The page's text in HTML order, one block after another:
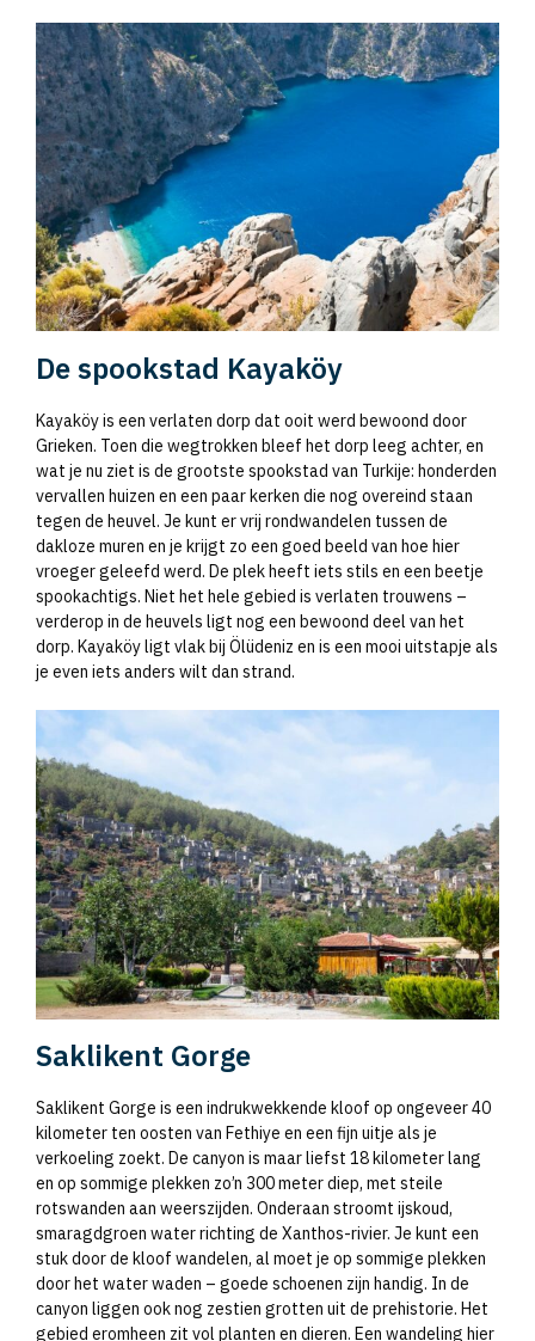
De spookstad Kayaköy
Kayaköy is een verlaten dorp dat ooit werd bewoond door
Grieken. Toen die wegtrokken bleef het dorp leeg achter, en
wat je nu ziet is de grootste spookstad van Turkije: honderden
vervallen huizen en een paar kerken die nog overeind staan
tegen de heuvel. Je kunt er vrij rondwandelen tussen de
dakloze muren en je krijgt zo een goed beeld van hoe hier
vroeger geleefd werd. De plek heeft iets stils en een beetje
spookachtigs. Niet het hele gebied is verlaten trouwens –
verderop in de heuvels ligt nog een bewoond deel van het
dorp. Kayaköy ligt vlak bij Ölüdeniz en is een mooi uitstapje als
je even iets anders wilt dan strand.
Saklikent Gorge
Saklikent Gorge is een indrukwekkende kloof op ongeveer 40
kilometer ten oosten van Fethiye en een fijn uitje als je
verkoeling zoekt. De canyon is maar liefst 18 kilometer lang
en op sommige plekken zo’n 300 meter diep, met steile
rotswanden aan weerszijden. Onderaan stroomt ijskoud,
smaragdgroen water richting de Xanthos-rivier. Je kunt een
stuk door de kloof wandelen, al moet je op sommige plekken
door het water waden – goede schoenen zijn handig. In de
canyon liggen ook nog zestien grotten uit de prehistorie. Het
gebied eromheen zit vol planten en dieren. Een wandeling hier